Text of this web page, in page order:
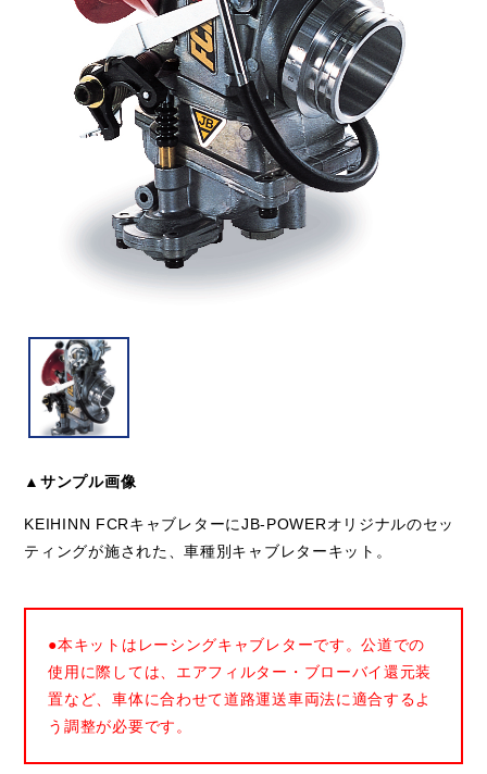
▲サンプル画像
KEIHINN FCRキャブレターにJB-POWERオリジナルのセッ
ティングが施された、車種別キャブレターキット。
●本キットはレーシングキャブレターです。公道での
使用に際しては、エアフィルター・ブローバイ還元装
置など、車体に合わせて道路運送車両法に適合するよ
う調整が必要です。